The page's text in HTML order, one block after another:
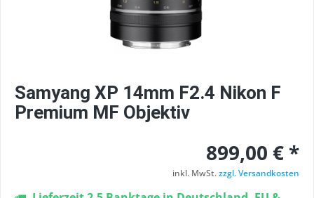
Samyang XP 14mm F2.4 Nikon F
Premium MF Objektiv
899,00 € *
inkl. MwSt.zzgl. Versandkosten